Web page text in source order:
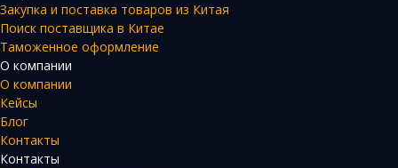
Закупка и поставка товаров из Китая
Поиск поставщика в Китае
Таможенное оформление
О компании
О компании
Кейсы
Блог
Контакты
Контакты